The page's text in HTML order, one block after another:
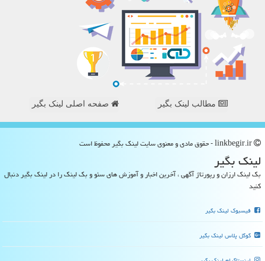
مطالب لینک بگیر صفحه اصلی لینک بگیر
لینك بگیر
بک لینک ارزان و رپورتاژ آگهی ، آخرین اخبار و آموزش های سئو و بک لینک را در لینک بگیر دنبال
کنید
فیسبوک لینک بگیر
گوگل پلاس لینک بگیر